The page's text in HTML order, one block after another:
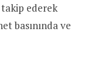
ederek
basınında ve